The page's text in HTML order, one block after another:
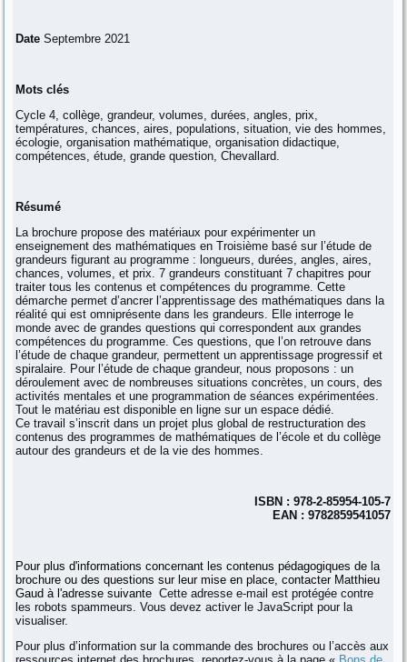
DateSeptembre 2021
Mots clés
Cycle 4, collège, grandeur, volumes, durées, angles, prix,
températures, chances, aires, populations, situation, vie des hommes,
écologie, organisation mathématique, organisation didactique,
compétences, étude, grande question, Chevallard.
Résumé
La brochure propose des matériaux pour expérimenter un
enseignement des mathématiques en Troisième basé sur l’étude de
grandeurs figurant au programme : longueurs, durées, angles, aires,
chances, volumes, et prix. 7 grandeurs constituant 7 chapitres pour
traiter tous les contenus et compétences du programme. Cette
démarche permet d’ancrer l’apprentissage des mathématiques dans la
réalité qui est omniprésente dans les grandeurs. Elle interroge le
monde avec de grandes questions qui correspondent aux grandes
compétences du programme. Ces questions, que l’on retrouve dans
l’étude de chaque grandeur, permettent un apprentissage progressif et
spiralaire. Pour l’étude de chaque grandeur, nous proposons : un
déroulement avec de nombreuses situations concrètes, un cours, des
activités mentales et une programmation de séances expérimentées.
Tout le matériau est disponible en ligne sur un espace dédié.
Ce travail s’inscrit dans un projet plus global de restructuration des
contenus des programmes de mathématiques de l’école et du collège
autour des grandeurs et de la vie des hommes.
ISBN : 978-2-85954-105-7
EAN : 9782859541057
Pour plus d'informations concernant les contenus pédagogiques de la
brochure ou des questions sur leur mise en place, contacter Matthieu
Gaud à l'adresse suivante Cette adresse e-mail est protégée contre
les robots spammeurs. Vous devez activer le JavaScript pour la
visualiser.
Pour plus d’information sur la commande des brochures ou l’accès aux